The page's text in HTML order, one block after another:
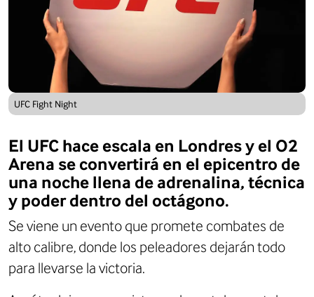
UFC Fight Night
El UFC hace escala en Londres y el O2
Arena se convertirá en el epicentro de
una noche llena de adrenalina, técnica
y poder dentro del octágono.
Se viene un evento que promete combates de
alto calibre, donde los peleadores dejarán todo
para llevarse la victoria.